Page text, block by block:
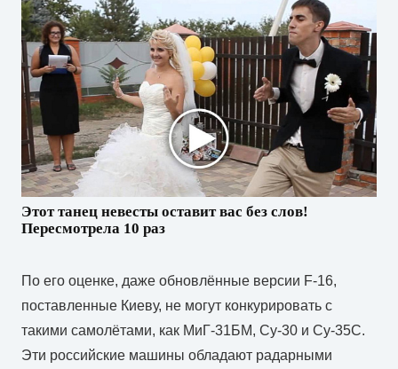
Этот танец невесты оставит вас без слов!
Пересмотрела 10 раз
По его оценке, даже обновлённые версии F-16,
поставленные Киеву, не могут конкурировать с
такими самолётами, как МиГ-31БМ, Су-30 и Су-35С.
Эти российские машины обладают радарными